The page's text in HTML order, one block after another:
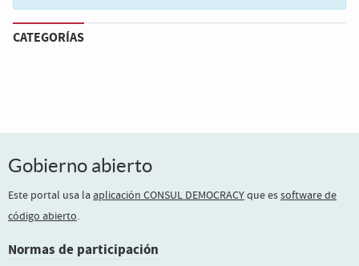
CATEGORÍAS
Gobierno abierto
Este portal usa la aplicación CONSUL DEMOCRACYque essoftware de
código abierto.
Normas de participación